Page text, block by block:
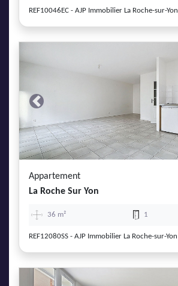
REF10046EC - AJP Immobilier La Roche-sur-Yon
Previous
Appartement
La Roche Sur Yon
36 m² 1
REF12080SS - AJP Immobilier La Roche-sur-Yon